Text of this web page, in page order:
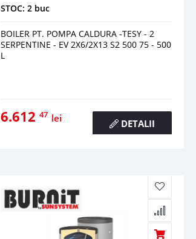
STOC: 2 buc
BOILER PT. POMPA CALDURA -TESY - 2
SERPENTINE - EV 2X6/2X13 S2 500 75 - 500
L
6.61247 lei DETALII